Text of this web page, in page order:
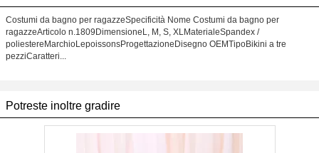
Costumi da bagno per ragazzeSpecificità Nome Costumi da bagno per
ragazzeArticolo n.1809DimensioneL, M, S, XLMaterialeSpandex /
poliestereMarchioLepoissonsProgettazioneDisegno OEMTipoBikini a tre
pezziCaratteri...
Potreste inoltre gradire